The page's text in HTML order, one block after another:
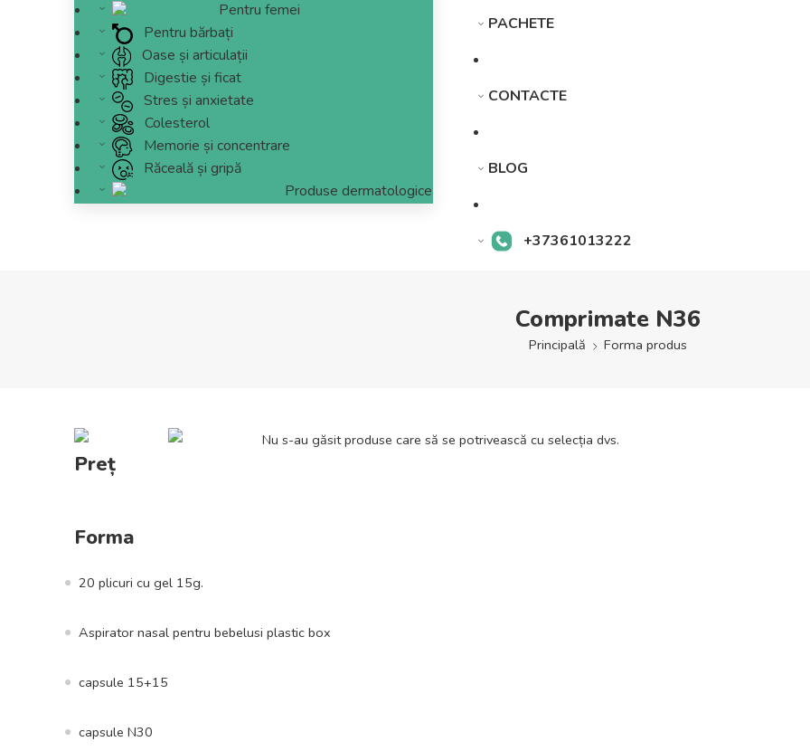
Pentru femei
Pentru bărbați
Oase și articulații
Digestie și ficat
Stres și anxietate
Colesterol
Memorie și concentrare
Răceală și gripă
Produse dermatologice
PACHETE
CONTACTE
BLOG
+37361013222
Comprimate N36
Principală Forma produs
Nu s-au găsit produse care să se potrivească cu selecția dvs.
Preț
Forma
20 plicuri cu gel 15g.
Aspirator nasal pentru bebelusi plastic box
capsule 15+15
capsule N30